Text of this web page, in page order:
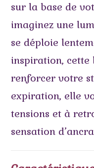
sur la base de
imaginez une
se déploie
inspiration, cette
renforcer votre
expiration, elle
tensions et à
sensation